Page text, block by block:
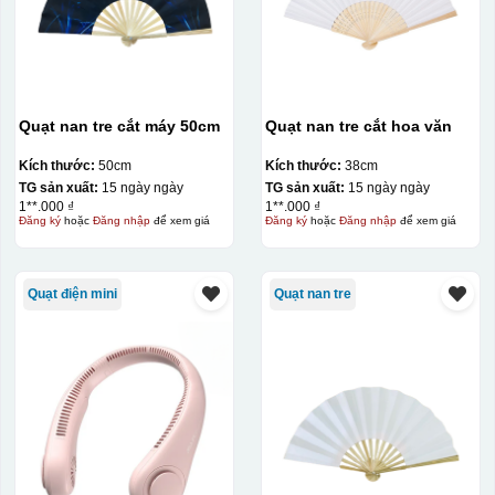
tặng khác. Kỹ thuật này cho phép in được nhiều màu sắc
khác nhau, độ bền cao, có thể in trên nhiều chất liệu và
tương đối cao.
Kiểu hộp:
hộp giấy
Quạt nan tre cắt máy 50cm
Kích thước: 50cm
TG sản xuất: 15 ngày ngày
1**.000 ₫
Đăng kýhoặc Đăng nhậpđể xem giá
Quạt nan tre cắt hoa văn
Kích thước: 38cm
TG sản xuất: 15 ngày ngày
1**.000 ₫
Đăng kýhoặc Đăng nhậpđể xem giá
Quạt điện mini Quạt nan tre